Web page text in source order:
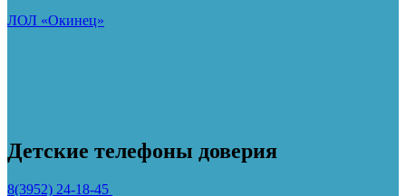
ЛОЛ «Окинец»
Детские телефоны доверия
8(3952) 24-18-45